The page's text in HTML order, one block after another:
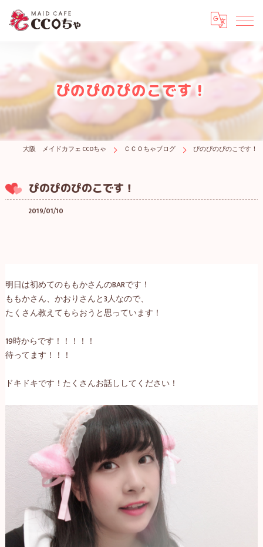
ぴのぴのぴのこです！
大阪 メイドカフェ CCOちゃ ＣＣＯちゃブログ ぴのぴのぴのこです！
ぴのぴのぴのこです！
2019/01/10
明日は初めてのももかさんのBARです！
ももかさん、かおりさんと3人なので、
たくさん教えてもらおうと思っています！
19時からです！！！！！
待ってます！！！
ドキドキです！たくさんお話ししてください！